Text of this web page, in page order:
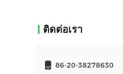
ติดต่อเรา
86-20-38278630